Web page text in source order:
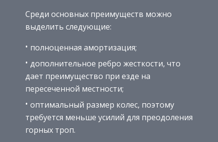
Среди основных преимуществ можно
выделить следующие:
полноценная амортизация;
дополнительное ребро жесткости, что
дает преимущество при езде на
пересеченной местности;
оптимальный размер колес, поэтому
требуется меньше усилий для преодоления
горных троп.